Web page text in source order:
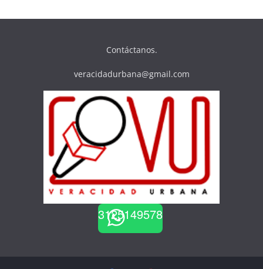
Contáctanos.
veracidadurbana@gmail.com
3125149578